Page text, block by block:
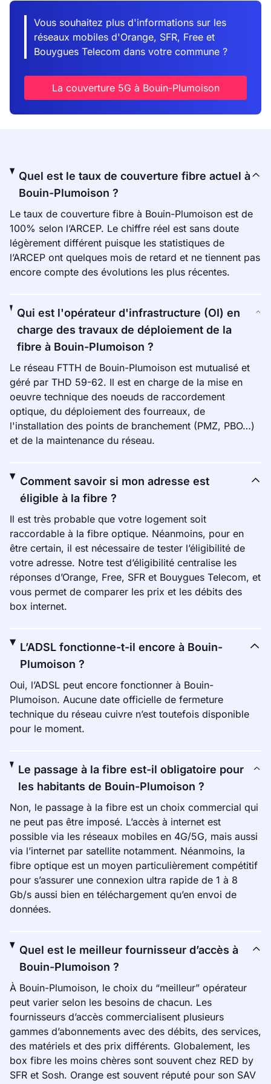
Vous souhaitez plus d'informations sur les
réseaux mobiles d'Orange, SFR, Free et
Bouygues Telecom dans votre commune ?
La couverture 5G à Bouin-Plumoison
Quel est le taux de couverture fibre actuel à
Bouin-Plumoison ?
Le taux de couverture fibre à Bouin-Plumoison est de
100% selon l’ARCEP. Le chiffre réel est sans doute
légèrement différent puisque les statistiques de
l’ARCEP ont quelques mois de retard et ne tiennent pas
encore compte des évolutions les plus récentes.
Qui est l'opérateur d'infrastructure (OI) en
charge des travaux de déploiement de la
fibre à Bouin-Plumoison ?
Le réseau FTTH de Bouin-Plumoison est mutualisé et
géré par THD 59-62. Il est en charge de la mise en
oeuvre technique des noeuds de raccordement
optique, du déploiement des fourreaux, de
l'installation des points de branchement (PMZ, PBO…)
et de la maintenance du réseau.
Comment savoir si mon adresse est
éligible à la fibre ?
Il est très probable que votre logement soit
raccordable à la fibre optique. Néanmoins, pour en
être certain, il est nécessaire de tester l’éligibilité de
votre adresse. Notre test d’éligibilité centralise les
réponses d’Orange, Free, SFR et Bouygues Telecom, et
vous permet de comparer les prix et les débits des
box internet.
L’ADSL fonctionne-t-il encore à Bouin-
Plumoison ?
Oui, l’ADSL peut encore fonctionner à Bouin-
Plumoison. Aucune date officielle de fermeture
technique du réseau cuivre n’est toutefois disponible
pour le moment.
Le passage à la fibre est-il obligatoire pour
les habitants de Bouin-Plumoison ?
Non, le passage à la fibre est un choix commercial qui
ne peut pas être imposé. L’accès à internet est
possible via les réseaux mobiles en 4G/5G, mais aussi
via l’internet par satellite notamment. Néanmoins, la
fibre optique est un moyen particulièrement compétitif
pour s’assurer une connexion ultra rapide de 1 à 8
Gb/s aussi bien en téléchargement qu’en envoi de
données.
Quel est le meilleur fournisseur d’accès à
Bouin-Plumoison ?
À Bouin-Plumoison, le choix du “meilleur” opérateur
peut varier selon les besoins de chacun. Les
fournisseurs d’accès commercialisent plusieurs
gammes d’abonnements avec des débits, des services,
des matériels et des prix différents. Globalement, les
box fibre les moins chères sont souvent chez RED by
SFR et Sosh. Orange est souvent réputé pour son SAV